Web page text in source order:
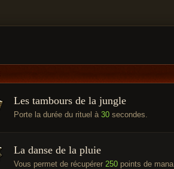
Les tambours de la jungle
Porte la durée du rituel à 30 secondes.
La danse de la pluie
Vous permet de récupérer 250 points de